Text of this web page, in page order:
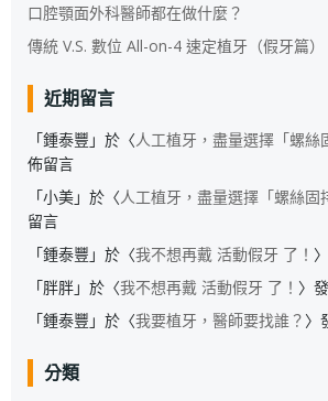
口腔顎面外科醫師都在做什麼？
傳統 V.S. 數位 All-on-4 速定植牙（假牙篇）
近期留言
「鍾泰豐 」於〈人工植牙，盡量選擇「螺絲
佈留言
「小美」於〈人工植牙，盡量選擇「螺絲固
留言
「鍾泰豐 」於〈我不想再戴 活動假牙 了！
「胖胖」於〈我不想再戴 活動假牙 了！ 〉
「鍾泰豐 」於〈我要植牙，醫師要找誰？ 〉
分類